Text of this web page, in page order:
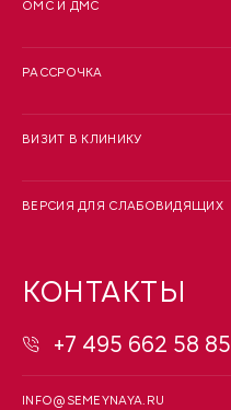
ОМС И ДМС
РАССРОЧКА
ВИЗИТ В КЛИНИКУ
ВЕРСИЯ ДЛЯ СЛАБОВИДЯЩИХ
КОНТАКТЫ
+7 495 662 58 85
INFO@SEMEYNAYA.RU